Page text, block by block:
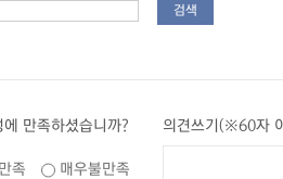
검색
만족하셨습니까?
족 매우불만족
의견쓰기(※60자